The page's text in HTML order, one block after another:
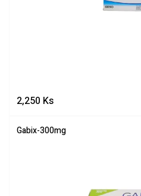
2,250 Ks
Gabix-300mg